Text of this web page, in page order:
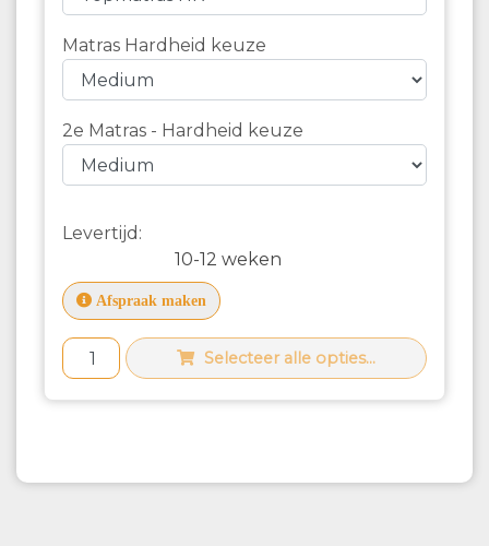
Matras Hardheid keuze
2e Matras - Hardheid keuze
Levertijd:
10-12 weken
Afspraak maken
Selecteer alle opties...